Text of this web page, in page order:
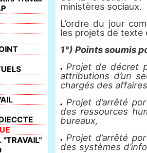
ministères sociaux.
L’ordre du jour
les projets de texte
1°) Points soumis
Projet de décret
attributions d’un
chargés des
Projet d’arrêté
des ressources
bureaux,
Projet d’arrêté
des systèmes
"TRAVAIL"